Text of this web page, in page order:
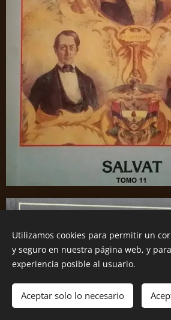
Utilizamos cookies para permitir un
y seguro en nuestra página web, y
experiencia posible al usuario.
Aceptar solo lo necesario